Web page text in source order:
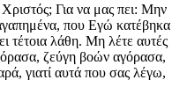
Για να μας πει: Μην
που Εγώ κατέβηκα
τέτοια λάθη. Μη λέτε αυτές
ζεύγη βοών αγόρασα,
γιατί αυτά που σας λέγω,